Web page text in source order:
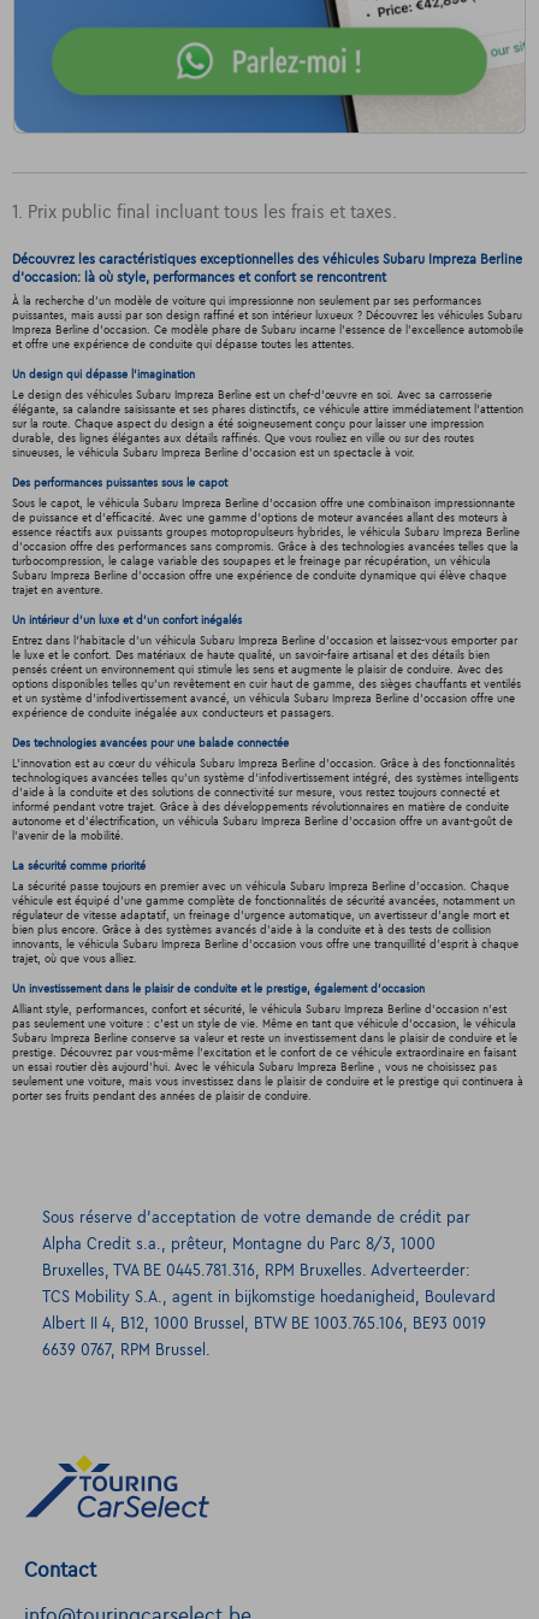
1. Prix public final incluant tous les frais et taxes.
Découvrez les caractéristiques exceptionnelles des véhicules Subaru Impreza Berline
d'occasion: là où style, performances et confort se rencontrent
À la recherche d'un modèle de voiture qui impressionne non seulement par ses performances
puissantes, mais aussi par son design raffiné et son intérieur luxueux ? Découvrez les véhicules Subaru
Impreza Berline d'occasion. Ce modèle phare de Subaru incarne l'essence de l'excellence automobile
et offre une expérience de conduite qui dépasse toutes les attentes.
Un design qui dépasse l'imagination
Le design des véhicules Subaru Impreza Berline est un chef-d'œuvre en soi. Avec sa carrosserie
élégante, sa calandre saisissante et ses phares distinctifs, ce véhicule attire immédiatement l'attention
sur la route. Chaque aspect du design a été soigneusement conçu pour laisser une impression
durable, des lignes élégantes aux détails raffinés. Que vous rouliez en ville ou sur des routes
sinueuses, le véhicula Subaru Impreza Berline d'occasion est un spectacle à voir.
Des performances puissantes sous le capot
Sous le capot, le véhicula Subaru Impreza Berline d'occasion offre une combinaison impressionnante
de puissance et d'efficacité. Avec une gamme d'options de moteur avancées allant des moteurs à
essence réactifs aux puissants groupes motopropulseurs hybrides, le véhicula Subaru Impreza Berline
d'occasion offre des performances sans compromis. Grâce à des technologies avancées telles que la
turbocompression, le calage variable des soupapes et le freinage par récupération, un véhicula
Subaru Impreza Berline d'occasion offre une expérience de conduite dynamique qui élève chaque
trajet en aventure.
Un intérieur d’un luxe et d’un confort inégalés
Entrez dans l'habitacle d'un véhicula Subaru Impreza Berline d'occasion et laissez-vous emporter par
le luxe et le confort. Des matériaux de haute qualité, un savoir-faire artisanal et des détails bien
pensés créent un environnement qui stimule les sens et augmente le plaisir de conduire. Avec des
options disponibles telles qu'un revêtement en cuir haut de gamme, des sièges chauffants et ventilés
et un système d'infodivertissement avancé, un véhicula Subaru Impreza Berline d'occasion offre une
expérience de conduite inégalée aux conducteurs et passagers.
Des technologies avancées pour une balade connectée
L'innovation est au cœur du véhicula Subaru Impreza Berline d'occasion. Grâce à des fonctionnalités
technologiques avancées telles qu'un système d'infodivertissement intégré, des systèmes intelligents
d'aide à la conduite et des solutions de connectivité sur mesure, vous restez toujours connecté et
informé pendant votre trajet. Grâce à des développements révolutionnaires en matière de conduite
autonome et d'électrification, un véhicula Subaru Impreza Berline d'occasion offre un avant-goût de
l'avenir de la mobilité.
La sécurité comme priorité
La sécurité passe toujours en premier avec un véhicula Subaru Impreza Berline d'occasion. Chaque
véhicule est équipé d'une gamme complète de fonctionnalités de sécurité avancées, notamment un
régulateur de vitesse adaptatif, un freinage d'urgence automatique, un avertisseur d'angle mort et
bien plus encore. Grâce à des systèmes avancés d'aide à la conduite et à des tests de collision
innovants, le véhicula Subaru Impreza Berline d'occasion vous offre une tranquillité d'esprit à chaque
trajet, où que vous alliez.
Un investissement dans le plaisir de conduite et le prestige, également d'occasion
Alliant style, performances, confort et sécurité, le véhicula Subaru Impreza Berline d'occasion n'est
pas seulement une voiture : c'est un style de vie. Même en tant que véhicule d'occasion, le véhicula
Subaru Impreza Berline conserve sa valeur et reste un investissement dans le plaisir de conduire et le
prestige. Découvrez par vous-même l'excitation et le confort de ce véhicule extraordinaire en faisant
un essai routier dès aujourd'hui. Avec le véhicula Subaru Impreza Berline , vous ne choisissez pas
seulement une voiture, mais vous investissez dans le plaisir de conduire et le prestige qui continuera à
porter ses fruits pendant des années de plaisir de conduire.
Sous réserve d’acceptation de votre demande de crédit par
Alpha Credit s.a., prêteur, Montagne du Parc 8/3, 1000
Bruxelles, TVA BE 0445.781.316, RPM Bruxelles. Adverteerder:
TCS Mobility S.A., agent in bijkomstige hoedanigheid, Boulevard
Albert II 4, B12, 1000 Brussel, BTW BE 1003.765.106, BE93 0019
6639 0767, RPM Brussel.
Contact